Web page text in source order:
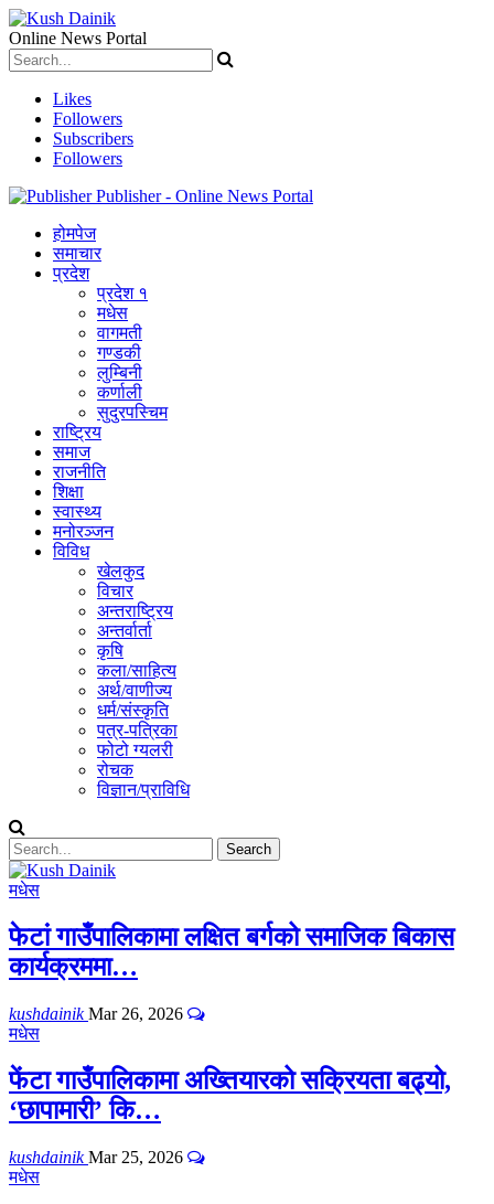
Online News Portal
Likes
Followers
Subscribers
Followers
Publisher - Online News Portal
होमपेज
समाचार
प्रदेश
प्रदेश १
मधेस
वागमती
गण्डकी
लुम्बिनी
कर्णाली
सुदुरपस्चिम
राष्ट्रिय
समाज
राजनीति
शिक्षा
स्वास्थ्य
मनोरञ्जन
विविध
खेलकुद
विचार
अन्तराष्ट्रिय
अन्तर्वार्ता
कृषि
कला/साहित्य
अर्थ/वाणीज्य
धर्म/संस्कृति
पत्र-पत्रिका
फोटो ग्यलरी
रोचक
विज्ञान/प्राविधि
मधेस
फेटां गाउँपालिकामा लक्षित बर्गको समाजिक बिकास
कार्यक्रममा…
kushdainikMar 26, 2026
मधेस
फेंटा गाउँपालिकामा अख्तियारको सक्रियता बढ्यो,
‘छापामारी’ कि…
kushdainikMar 25, 2026
मधेस